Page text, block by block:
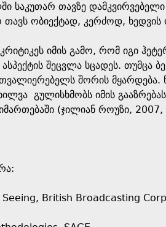
საკუთარ თავზე
თავს ობიექტად, კერძოდ,
იმის გამო, რომ იგი
შეცვლა სცადეს. თუმცა
შორის მყარდება.
გულისხმობს იმის
(ჯილიან როუზი,
British Broadcasting